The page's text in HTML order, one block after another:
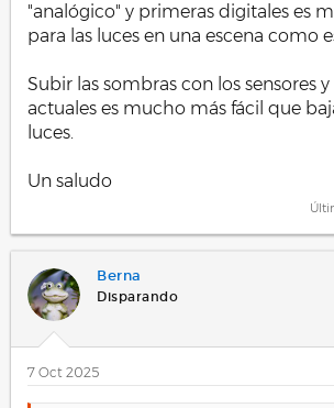
"analógico" y primeras digitales es
para las luces en una escena como
Subir las sombras con los sensores
actuales es mucho más fácil que
luces.
Un saludo
Berna
Disparando
7 Oct 2025